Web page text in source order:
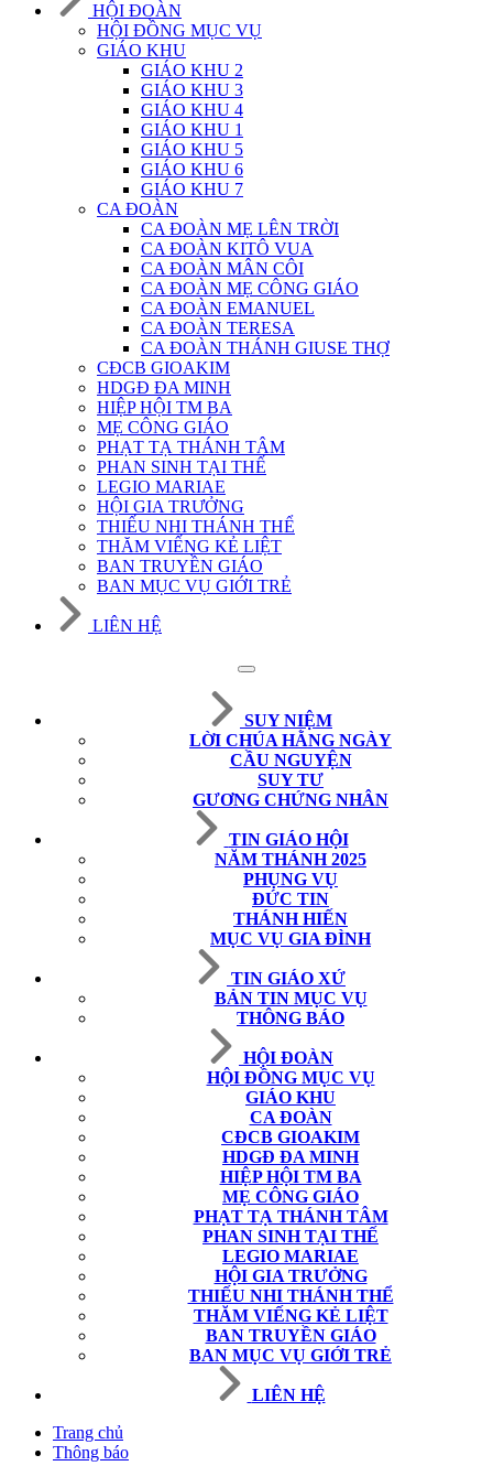
HỘI ĐOÀN
HỘI ĐỒNG MỤC VỤ
GIÁO KHU
GIÁO KHU 2
GIÁO KHU 3
GIÁO KHU 4
GIÁO KHU 1
GIÁO KHU 5
GIÁO KHU 6
GIÁO KHU 7
CA ĐOÀN
CA ĐOÀN MẸ LÊN TRỜI
CA ĐOÀN KITÔ VUA
CA ĐOÀN MÂN CÔI
CA ĐOÀN MẸ CÔNG GIÁO
CA ĐOÀN EMANUEL
CA ĐOÀN TERESA
CA ĐOÀN THÁNH GIUSE THỢ
CĐCB GIOAKIM
HDGĐ ĐA MINH
HIỆP HỘI TM BA
MẸ CÔNG GIÁO
PHẠT TẠ THÁNH TÂM
PHAN SINH TẠI THẾ
LEGIO MARIAE
HỘI GIA TRƯỞNG
THIẾU NHI THÁNH THỂ
THĂM VIẾNG KẺ LIỆT
BAN TRUYỀN GIÁO
BAN MỤC VỤ GIỚI TRẺ
LIÊN HỆ
SUY NIỆM
LỜI CHÚA HẰNG NGÀY
CẦU NGUYỆN
SUY TƯ
GƯƠNG CHỨNG NHÂN
TIN GIÁO HỘI
NĂM THÁNH 2025
PHỤNG VỤ
ĐỨC TIN
THÁNH HIẾN
MỤC VỤ GIA ĐÌNH
TIN GIÁO XỨ
BẢN TIN MỤC VỤ
THÔNG BÁO
HỘI ĐOÀN
HỘI ĐỒNG MỤC VỤ
GIÁO KHU
CA ĐOÀN
CĐCB GIOAKIM
HDGĐ ĐA MINH
HIỆP HỘI TM BA
MẸ CÔNG GIÁO
PHẠT TẠ THÁNH TÂM
PHAN SINH TẠI THẾ
LEGIO MARIAE
HỘI GIA TRƯỞNG
THIẾU NHI THÁNH THỂ
THĂM VIẾNG KẺ LIỆT
BAN TRUYỀN GIÁO
BAN MỤC VỤ GIỚI TRẺ
LIÊN HỆ
Trang chủ
Thông báo